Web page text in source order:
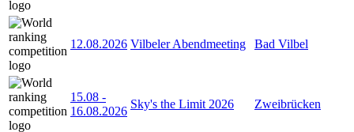
12.08.2026 Vilbeler Abendmeeting Bad Vilbel
15.08 -
16.08.2026
Sky's the Limit 2026 Zweibrücken